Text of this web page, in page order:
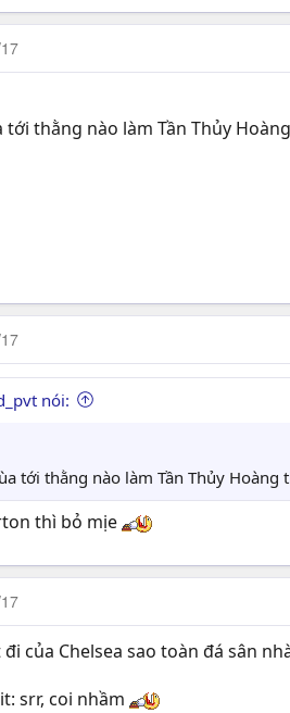
tới thằng nào làm Tần Thủy
nói:
tới thằng nào làm Tần Thủy Hoàng
thì bỏ mịe
của Chelsea sao toàn đá sân
srr, coi nhầm